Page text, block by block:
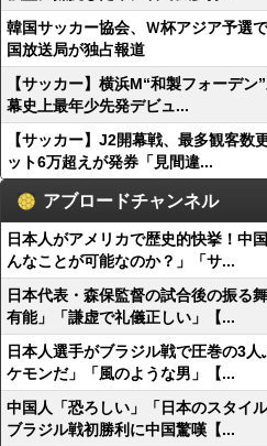
韓国サッカー協会、Ｗ杯アジア予選
国放送局が独占報道
【サッカー】横浜M“和製フォーデ
幕史上最年少先発デビュ...
【サッカー】J2開幕戦、最多観客
ット6万超えが発券「見間違...
アブロードチャンネル
日本人がアメリカで歴史的快挙！中
んなことが可能なのか？」「サ...
日本代表・森保監督の試合後の振る
有能」「謙虚で礼儀正しい」【...
日本人選手がブラジル戦で圧巻の3
ケモンだ」「風のような男」【...
中国人「恐ろしい」「日本のスタイ
ブラジル戦初勝利に中国驚嘆【...